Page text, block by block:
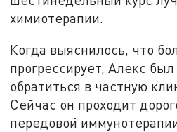
химиотерапии.
Когда выяснилось, что
прогрессирует, Алекс
обратиться в частную
Сейчас он проходит
передовой